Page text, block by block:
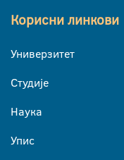
Корисни линкови
Универзитет
Студије
Наука
Упис